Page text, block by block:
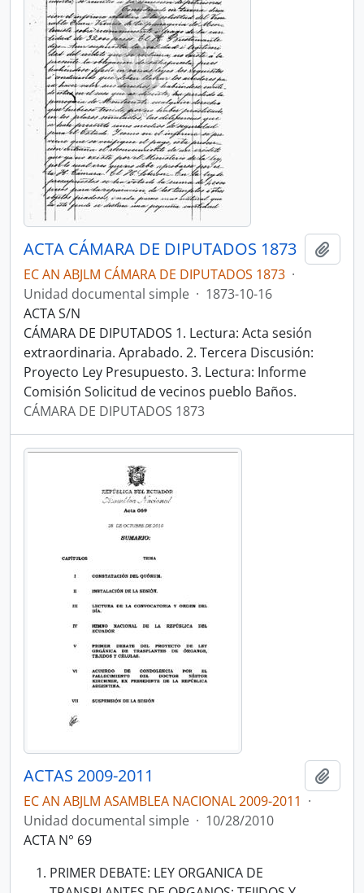
ACTA CÁMARA DE DIPUTADOS 1873
EC AN ABJLM CÁMARA DE DIPUTADOS 1873 ·
Unidad documental simple · 1873-10-16
ACTA S/N
CÁMARA DE DIPUTADOS 1. Lectura: Acta sesión
extraordinaria. Aprabado. 2. Tercera Discusión:
Proyecto Ley Presupuesto. 3. Lectura: Informe
Comisión Solicitud de vecinos pueblo Baños.
CÁMARA DE DIPUTADOS 1873
ACTAS 2009-2011
EC AN ABJLM ASAMBLEA NACIONAL 2009-2011 ·
Unidad documental simple · 10/28/2010
ACTA N° 69
PRIMER DEBATE: LEY ORGANICA DE